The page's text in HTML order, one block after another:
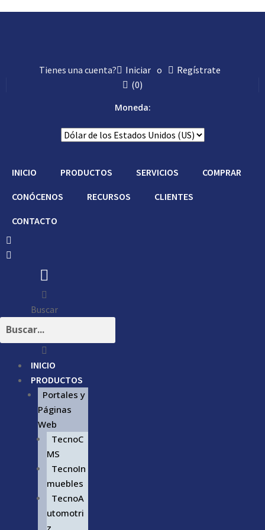
Tienes una cuenta? Iniciar o
Regístrate
(0)
Moneda:
INICIO PRODUCTOS SERVICIOS COMPRAR
CONÓCENOS RECURSOS CLIENTES
CONTACTO
Buscar
INICIO
PRODUCTOS
Portales y
Páginas
Web
TecnoC
MS
TecnoIn
muebles
TecnoA
utomotri